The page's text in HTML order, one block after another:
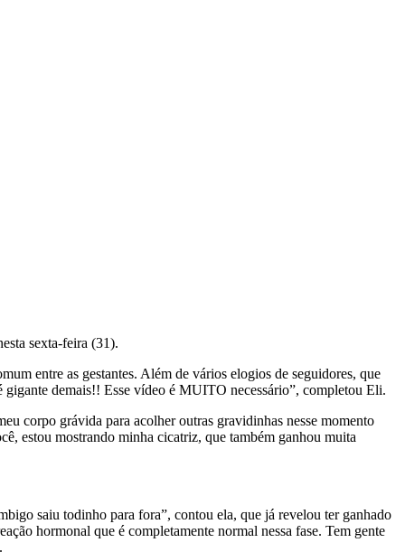
sexta-feira (31).
entre as gestantes. Além de vários elogios de seguidores, que
gigante demais!! Esse vídeo é MUITO necessário”, completou Eli.
corpo grávida para acolher outras gravidinhas nesse momento
estou mostrando minha cicatriz, que também ganhou muita
saiu todinho para fora”, contou ela, que já revelou ter ganhado
hormonal que é completamente normal nessa fase. Tem gente